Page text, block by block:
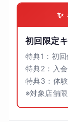
✨
初回限定
特典1：初
特典2：入
特典3：体
※対象店舗